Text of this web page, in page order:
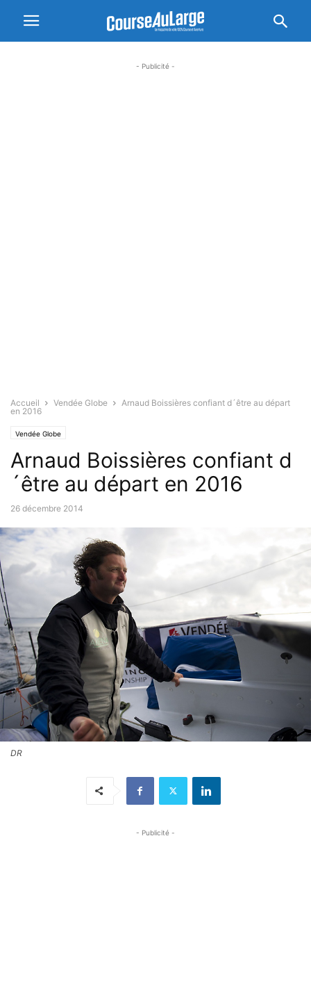
- Publicité -
Accueil Vendée Globe
Arnaud Boissières confiant d´être au départ
en 2016
Vendée Globe
Arnaud Boissières confiant d
´être au départ en 2016
26 décembre 2014
DR
- Publicité -